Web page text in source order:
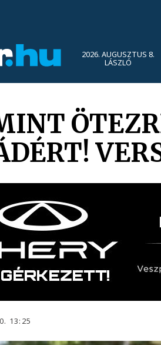
2026. AUGUSZTUS 8.
LÁSZLÓ
13:25